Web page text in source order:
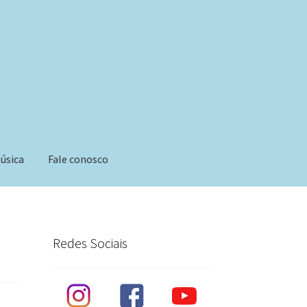
Fale conosco
Redes Sociais